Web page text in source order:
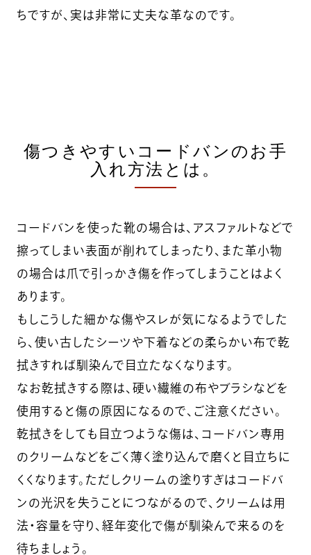
ちですが、実は非常に丈夫な革なのです。
傷つきやすいコードバンのお手
入れ方法とは。
コードバンを使った靴の場合は、アスファルトなどで
擦ってしまい表面が削れてしまったり、また革小物
の場合は爪で引っかき傷を作ってしまうことはよく
あります。
もしこうした細かな傷やスレが気になるようでした
ら、使い古したシーツや下着などの柔らかい布で乾
拭きすれば馴染んで目立たなくなります。
なお乾拭きする際は、硬い繊維の布やブラシなどを
使用すると傷の原因になるので、ご注意ください。
乾拭きをしても目立つような傷は、コードバン専用
のクリームなどをごく薄く塗り込んで磨くと目立ちに
くくなります。ただしクリームの塗りすぎはコードバ
ンの光沢を失うことにつながるので、クリームは用
法・容量を守り、経年変化で傷が馴染んで来るのを
待ちましょう。